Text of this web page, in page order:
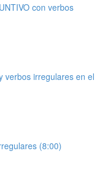
con verbos
verbos irregulares en el
(8:00)